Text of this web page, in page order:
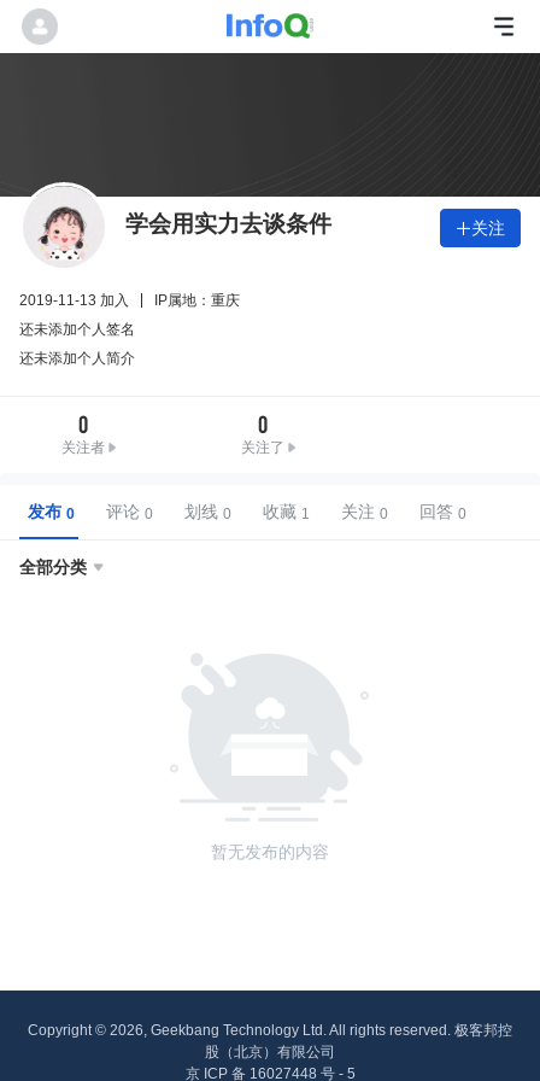
学会用实力去谈条件 关注
2019-11-13 加入
IP属地：重庆
还未添加个人签名
还未添加个人简介
0
关注者
0
关注了
发布 评论 划线 收藏 关注 回答
全部分类 
暂无发布的内容
Copyright © 2026, Geekbang Technology Ltd. All rights reserved. 极客邦控
股（北京）有限公司
京 ICP 备 16027448 号 - 5